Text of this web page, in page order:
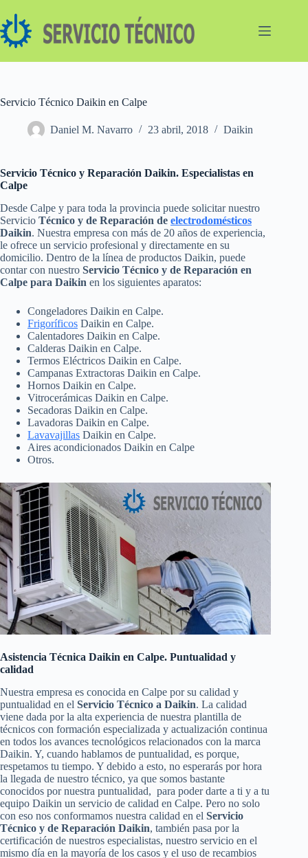
al
contenido
Servicio Técnico Daikin en Calpe
Daniel M. Navarro 23 abril, 2018 Daikin
Servicio Técnico y Reparación Daikin. Especialistas en
Calpe
Desde Calpe y para toda la provincia puede solicitar nuestro
Servicio Técnico y de Reparación de electrodomésticos
Daikin. Nuestra empresa con más de 20 años de experiencia,
le ofrece un servicio profesional y directamente en su
domicilio. Dentro de la línea de productos Daikin, puede
contar con nuestro Servicio Técnico y de Reparación en
Calpe para Daikin en los siguientes aparatos:
Congeladores Daikin en Calpe.
Frigoríficos Daikin en Calpe.
Calentadores Daikin en Calpe.
Calderas Daikin en Calpe.
Termos Eléctricos Daikin en Calpe.
Campanas Extractoras Daikin en Calpe.
Hornos Daikin en Calpe.
Vitrocerámicas Daikin en Calpe.
Secadoras Daikin en Calpe.
Lavadoras Daikin en Calpe.
Lavavajillas Daikin en Calpe.
Aires acondicionados Daikin en Calpe
Otros.
Asistencia Técnica Daikin en Calpe. Puntualidad y
calidad
Nuestra empresa es conocida en Calpe por su calidad y
puntualidad en el Servicio Técnico a Daikin. La calidad
viene dada por la alta experiencia de nuestra plantilla de
técnicos con formación especializada y actualización continua
en todos los avances tecnológicos relacionados con la marca
Daikin. Y, cuando hablamos de puntualidad, es porque,
respetamos tu tiempo. Y debido a esto, no esperarás por hora
la llegada de nuestro técnico, ya que somos bastante
conocidos por nuestra puntualidad, para poder darte a ti y a tu
equipo Daikin un servicio de calidad en Calpe. Pero no solo
con eso nos conformamos nuestra calidad en el Servicio
Técnico y de Reparación Daikin, también pasa por la
certificación de nuestros especialistas, nuestro servicio en el
mismo día en la mayoría de los casos y el uso de recambios